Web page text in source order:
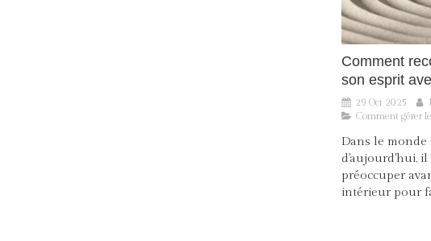
Comment
son esprit
29 Oct 2025
Comment gérer
Dans le
d'aujourd'hui, il
préoccuper
intérieur pour